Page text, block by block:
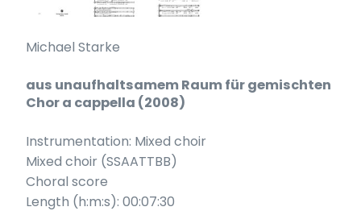
Michael Starke
aus unaufhaltsamem Raum für gemischten
Chor a cappella (2008)
Instrumentation: Mixed choir
Mixed choir (SSAATTBB)
Choral score
Length (h:m:s): 00:07:30